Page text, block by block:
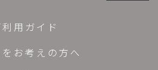
利用ガイド
お考えの方へ